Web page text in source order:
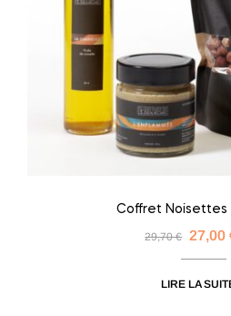
Coffret Noisettes
29,70€ 27,00
LIRE LA